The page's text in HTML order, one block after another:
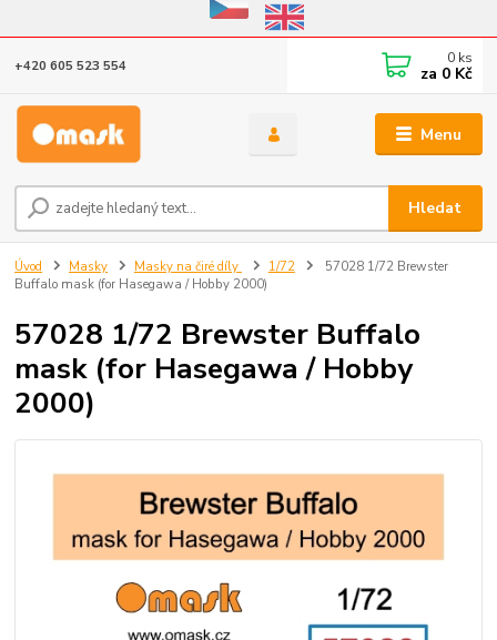
Eshop v provozu do 31.10.2026
Menu
Hledat
+420 605 523 554 0 ks
za 0 Kč
Úvod Masky Masky na čiré díly 1/72
57028 1/72 Brewster
Buffalo mask (for Hasegawa / Hobby 2000)
57028 1/72 Brewster Buffalo
mask (for Hasegawa / Hobby
2000)